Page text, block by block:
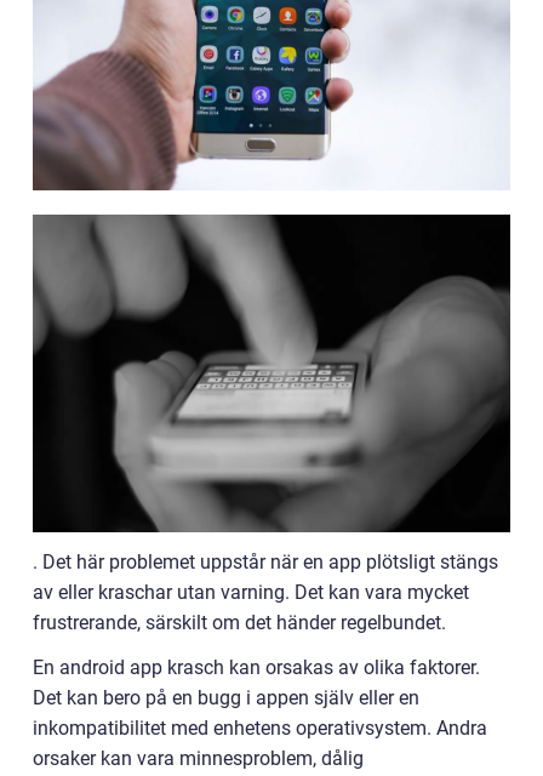
. Det här problemet uppstår när en app plötsligt stängs
av eller kraschar utan varning. Det kan vara mycket
frustrerande, särskilt om det händer regelbundet.
En android app krasch kan orsakas av olika faktorer.
Det kan bero på en bugg i appen själv eller en
inkompatibilitet med enhetens operativsystem. Andra
orsaker kan vara minnesproblem, dålig